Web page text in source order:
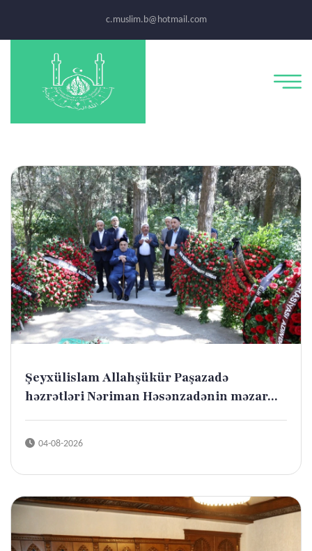
c.muslim.b@hotmail.com
Şeyxülislam Allahşükür Paşazadə
həzrətləri Nəriman Həsənzadənin məzar...
04-08-2026